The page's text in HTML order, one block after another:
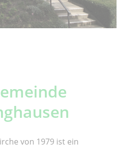
von 1979 ist ein